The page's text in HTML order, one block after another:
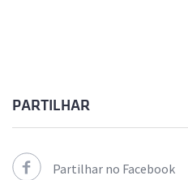
PARTILHAR
Partilhar no Facebook